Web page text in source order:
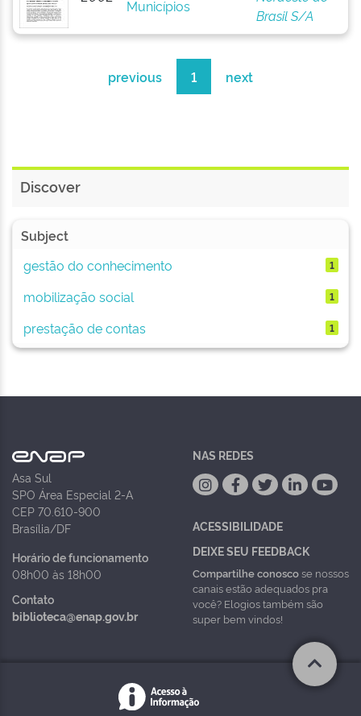
Municípios
Brasil S/A
previous 1 next
Discover
Subject
gestão do conhecimento
1
mobilização social 1
prestação de contas 1
Asa Sul
SPO Área Especial 2-A
CEP 70.610-900
Brasília/DF
Horário de funcionamento
08h00 às 18h00
Contato
biblioteca@enap.gov.br
NAS REDES
ACESSIBILIDADE
DEIXE SEU FEEDBACK
Compartilhe conoscose nossos
canais estão adequados pra
você? Elogios também são
super bem vindos!